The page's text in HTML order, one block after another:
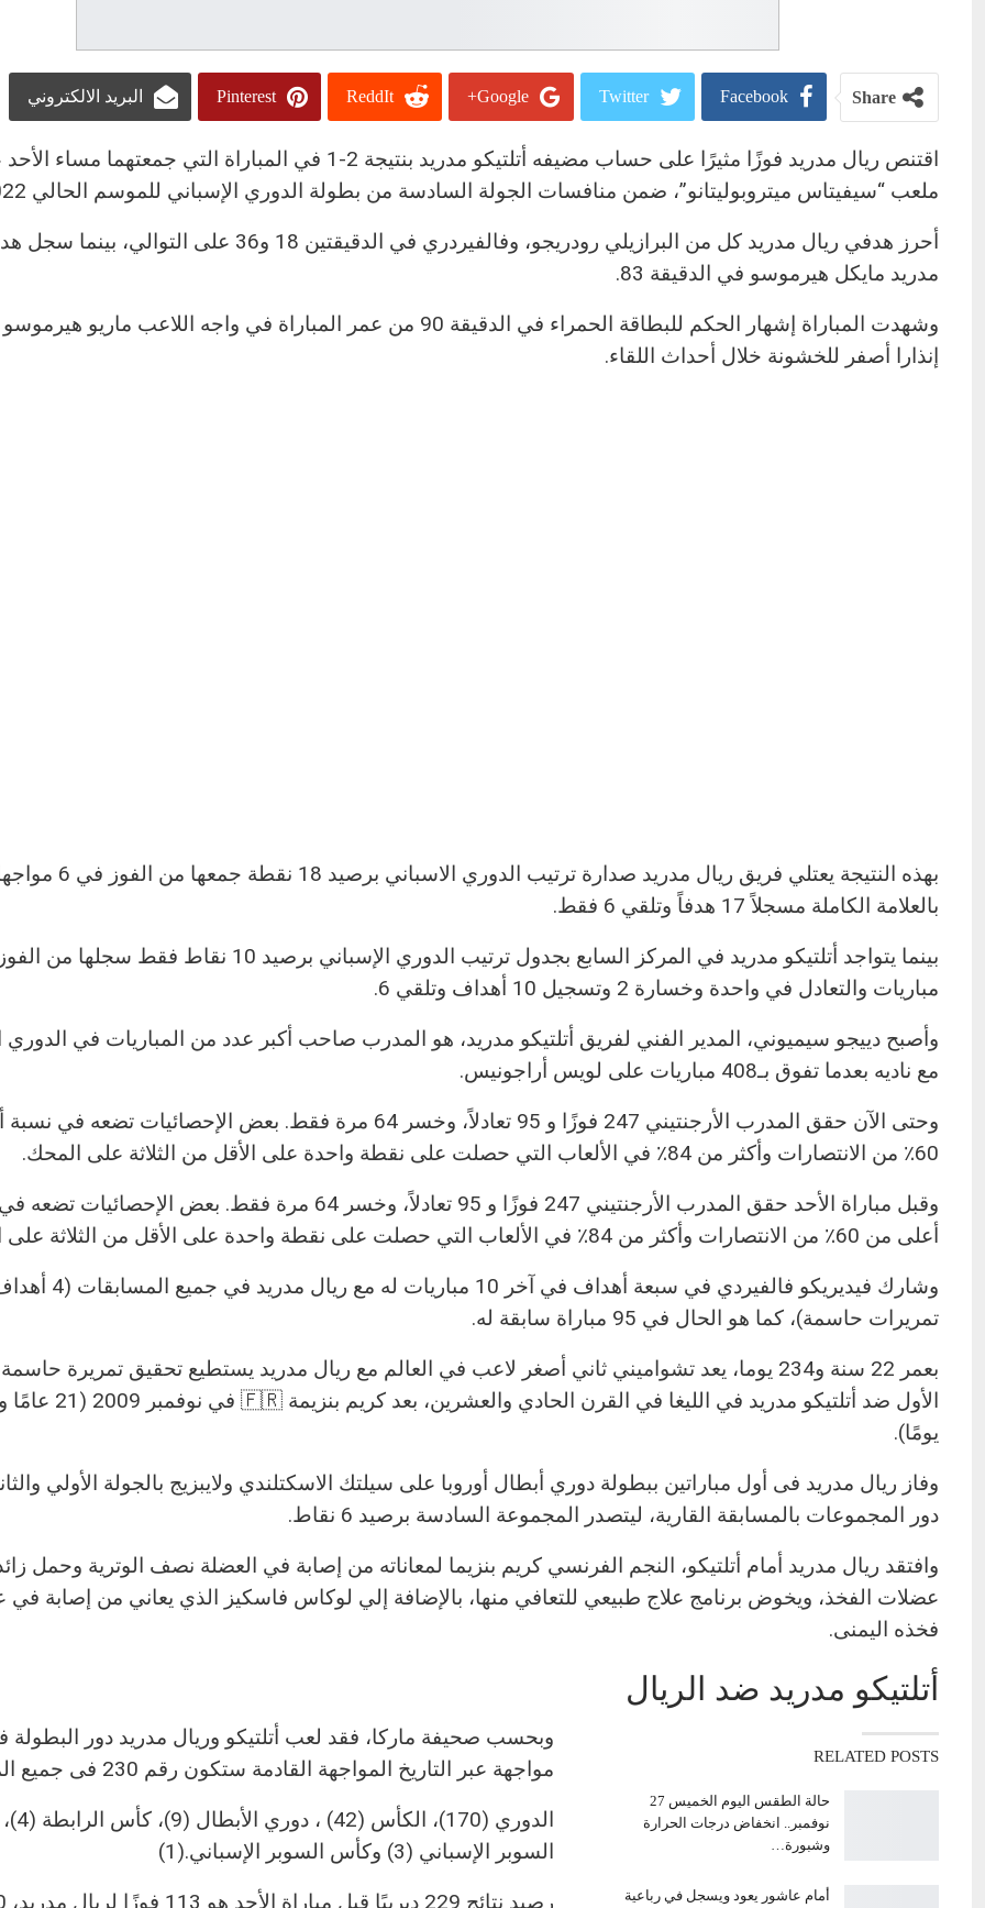
Share
Facebook
Twitter
Google+
ReddIt
Pinterest البريد الالكتروني
اقتنص ريال مدريد فوزًا مثيرًا على حساب مضيفه أتلتيكو مدريد بنتيجة 2- 1 في المباراة التي جمعتهما مساء
ملعب “سيفيتاس ميتروبوليتانو”، ضمن منافسات الجولة السادسة من بطولة الدوري الإسباني للموسم الحالي 2022-2023.
أحرز هدفي ريال مدريد كل من البرازيلي رودريجو، وفالفيردري في الدقيقتين 18 و36
مدريد مايكل هيرموسو في الدقيقة 83.
وشهدت المباراة إشهار الحكم للبطاقة الحمراء في الدقيقة 90 من عمر المباراة في واجه اللاعب
إنذارا أصفر للخشونة خلال أحداث اللقاء.
بهذه النتيجة يعتلي فريق ريال مدريد صدارة ترتيب الدوري الاسباني
بالعلامة الكاملة مسجلاً 17 هدفاً وتلقي 6 فقط.
مباريات والتعادل في واحدة وخسارة 2 وتسجيل 10 أهداف وتلقي 6.
وأصبح دييجو سيميوني، المدير الفني لفريق أتلتيكو مدريد، هو المدرب صاحب أكبر عدد من المباريات في الدوري
مع ناديه بعدما تفوق بـ408 مباريات على لويس أراجونيس.
وحتى الآن حقق المدرب الأرجنتيني 247 فوزًا و 95 تعادلاً، وخسر 64 مرة فقط. بعض الإحصائيات
60٪ من الانتصارات وأكثر من 84٪ في الألعاب التي حصلت على نقطة واحدة على الأقل من الثلاثة على المحك.
وقبل مباراة الأحد حقق المدرب الأرجنتيني 247 فوزًا و 95 تعادلاً، وخسر 64 مرة فقط. بعض
أعلى من 60٪ من الانتصارات وأكثر من 84٪ في الألعاب التي حصلت على نقطة واحدة على الأقل من الثلاثة على المحك.
تمريرات حاسمة)، كما هو الحال في 95 مباراة سابقة له.
بعمر 22 سنة و234 يوما، يعد تشواميني ثاني أصغر لاعب في العالم مع ريال مدريد يستطيع تحقيق تمريرة
يومًا).
وفاز ريال مدريد فى أول مباراتين ببطولة دوري أبطال أوروبا على سيلتك الاسكتلندي ولايبزيج بالجولة الأولي
دور المجموعات بالمسابقة القارية، ليتصدر المجموعة السادسة برصيد 6 نقاط.
وافتقد ريال مدريد أمام أتلتيكو، النجم الفرنسي كريم بنزيما لمعاناته من إصابة في العضلة نصف الوترية وحمل
عضلات الفخذ، ويخوض برنامج علاج طبيعي للتعافي منها، بالإضافة إلي لوكاس فاسكيز الذي يعاني من إصابة في
فخذه اليمنى.
أتلتيكو مدريد ضد الريال
RELATED POSTS
حالة الطقس اليوم الخميس 27
نوفمبر.. انخفاض درجات الحرارة
وشبورة…
أمام عاشور يعود ويسجل في رباعية
مواجهة عبر التاريخ المواجهة القادمة ستكون رقم 230 فى جميع المسابقات.
الدوري
السوبر الإسباني (3) وكأس السوبر الإسباني
(1).